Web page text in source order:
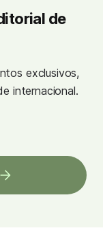
de
exclusivos,
internacional.